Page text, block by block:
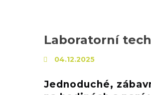
Laboratorní
04.12.2025
Jednoduché,